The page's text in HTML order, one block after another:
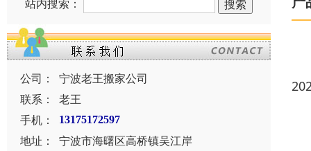
站内搜索：
公司：
宁波老王搬家公司
联系：
老王
手机：
13175172597
地址：
宁波市海曙区高桥镇吴江岸